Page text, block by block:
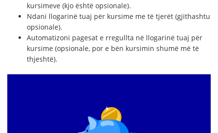
kursimeve (kjo është opsionale).
Ndani llogarinë tuaj për kursime me të tjerët (gjithashtu
opsionale).
Automatizoni pagesat e rregullta në llogarinë tuaj për
kursime (opsionale, por e bën kursimin shumë më të
thjeshtë).